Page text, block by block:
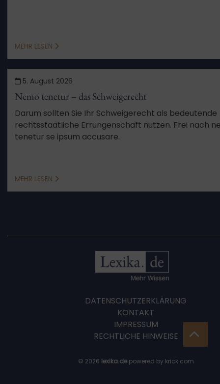
MEHR LESEN
5. August 2026
Nemo tenetur – das Schweigerecht
Darum sollten Sie Ihr Schweigerecht als bedeutende
rechtsstaatliche Errungenschaft nutzen. Frei nach
tenetur se ipsum accusare.
MEHR LESEN
DATENSCHUTZERKLÄRUNG
KONTAKT
IMPRESSUM
RECHTLICHE HINWEISE
© 2026 lexika.depowered by krick.com